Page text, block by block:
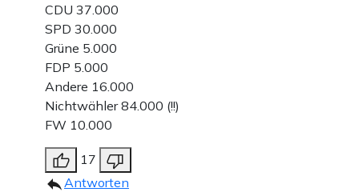
CDU 37.000
SPD 30.000
Grüne 5.000
FDP 5.000
Andere 16.000
Nichtwähler 84.000 (!!)
FW 10.000
17
Antworten